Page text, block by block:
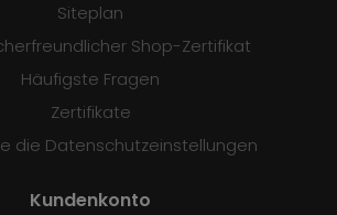
Siteplan
Shop-Zertifikat
Häufigste Fragen
Zertifikate
die Datenschutzeinstellungen
Kundenkonto